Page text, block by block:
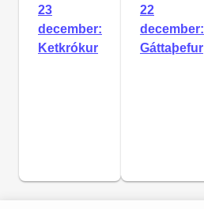
23
december:
Ketkrókur
22
december:
Gáttaþefur